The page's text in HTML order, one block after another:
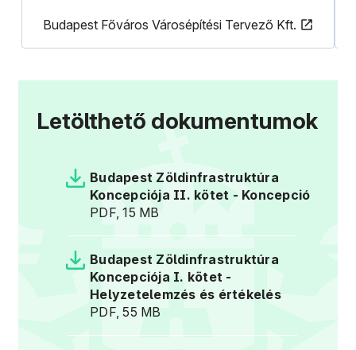
Budapest Főváros Városépítési Tervező Kft.
Letölthető dokumentumok
Budapest Zöldinfrastruktúra
Koncepciója II. kötet - Koncepció
PDF, 15 MB
Budapest Zöldinfrastruktúra
Koncepciója I. kötet -
Helyzetelemzés és értékelés
PDF, 55 MB